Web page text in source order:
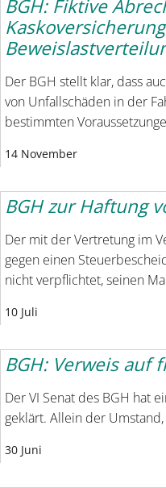
BGH: Fiktive
Der BGH stellt klar, dass
von Unfallschäden in der
bestimmten
14 November
BGH zur Haftung
Der mit der Vertretung im
gegen einen
nicht verpflichtet, seinen
10 Juli
BGH: Verweis auf
Der VI Senat des BGH hat
geklärt. Allein der
30 Juni